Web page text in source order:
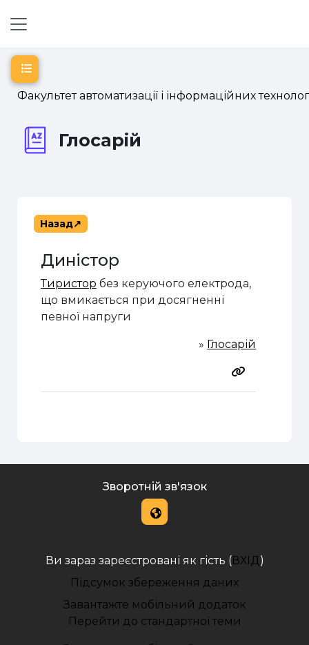
Факультет автоматизації і інформаційних
Глосарій
Відкритий покажчик курсу
Назад
Диністор
Тиристор без керуючого електрода,
що вмикається при досягненні
певної напруги
» Глосарій
Зворотній зв'язок
Ви зараз зареєстровані як гість (ВХІД )
Підсумок збереження даних
Завантажте мобільний додаток
Перейти до стандартної теми